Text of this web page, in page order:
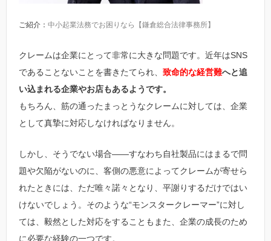
ご紹介： 中小起業法務でお困りなら【鎌倉総合法律事務所】
クレームは企業にとって非常に大きな問題です。近年はSNS
であることないことを書きたてられ、 致命的な経営難へと追
い込まれる企業やお店もあるようです。
もちろん、筋の通ったまっとうなクレームに対しては、企業
として真摯に対応しなければなりません。
しかし、そうでない場合――すなわち自社製品にはまるで問
題や欠陥がないのに、客側の悪意によってクレームが寄せら
れたときには、ただ唯々諾々となり、平謝りするだけではい
けないでしょう。そのような“モンスタークレーマー”に対し
ては、毅然とした対応をすることもまた、企業の成長のため
に必要な経験の一つです。